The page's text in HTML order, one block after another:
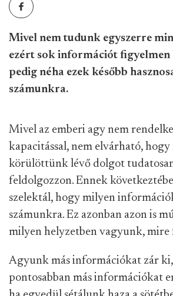
Mivel nem tudunk egyszerre
ezért sok információt
pedig néha ezek később
számunkra.
Mivel az emberi agy nem
kapacitással, nem elvárható,
körülöttünk lévő dolgot tudatosan
feldolgozzon. Ennek
szelektál, hogy milyen
számunkra. Ez azonban azon is
milyen helyzetben vagyunk, mire
Agyunk más információkat zár
pontosabban más információkat